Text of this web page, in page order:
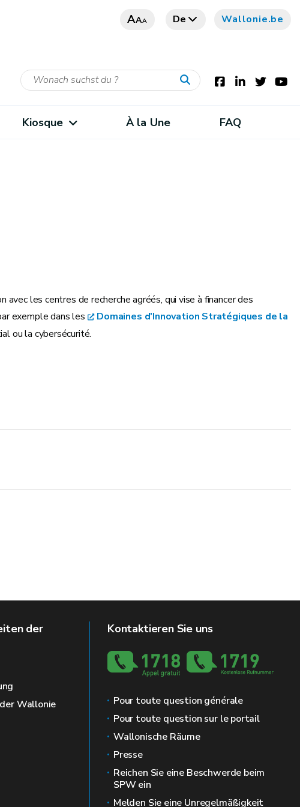
AAA De Wallonie.be
Kiosque À la Une FAQ
les centres de recherche agréés, qui vise à financer des
exemple dans les
Domaines d'Innovation Stratégiques de la
ou la cybersécurité.
der
Wallonie
Kontaktieren Sie uns
Pour toute question générale
Pour toute question sur le portail
Wallonische Räume
Presse
Reichen Sie eine Beschwerde beim
SPW ein
Melden Sie eine Unregelmäßigkeit